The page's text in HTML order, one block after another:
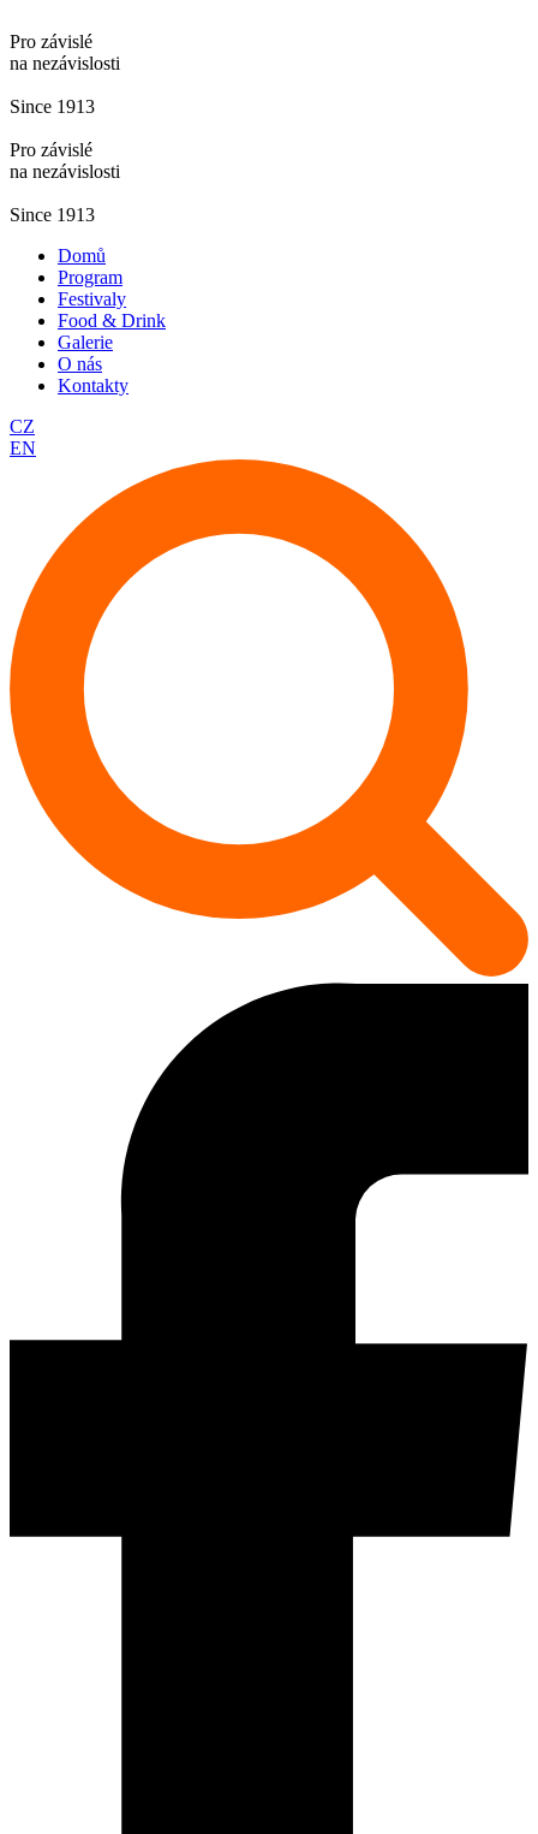
Pro závislé
na nezávislosti
Since 1913
Pro závislé
na nezávislosti
Since 1913
Domů
Program
Festivaly
Food & Drink
Galerie
O nás
Kontakty
CZ
EN